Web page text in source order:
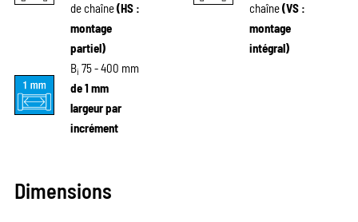
de chaîne(HS :
montage
partiel)
chaîne(VS :
montage
intégral)
Bi 75 - 400 mm
de 1 mm
largeur par
incrément
Dimensions